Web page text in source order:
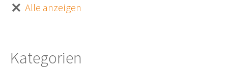
Alle anzeigen
Kategorien